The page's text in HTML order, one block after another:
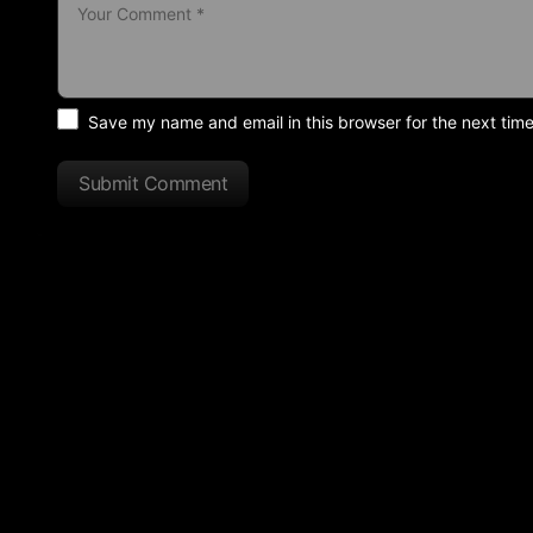
Save my name and email in this browser for the next
Submit Comment